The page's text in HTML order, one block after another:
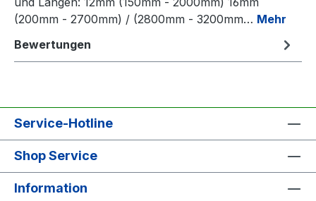
(200mm - 2700mm) / (2800mm - 3200mm… Mehr
Bewertungen
Service-Hotline
Shop Service
Information